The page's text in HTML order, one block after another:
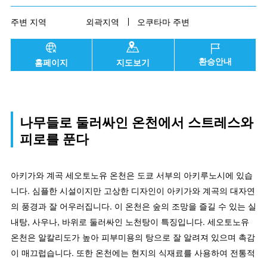
주변 지역 외곽지역 오쿠타마 주변
홈페이지 지도보기 환승안내
나무들로 둘러싸인 온천에서 스트레스와
피로를 푼다
아키가와 계곡 세오토노유 온천은 도쿄 서부의 아키루노시에 있습
니다. 심플한 시설이지만 고상한 디자인이 아키가와 계곡의 대자연
의 풍경과 잘 어우러집니다. 이 온천은 숲의 조망을 즐길 수 있는 실
내탕, 사우나, 바위로 둘러싸인 노천탕이 특징입니다. 세오토노유
온천은 알칼리도가 높아 피부미용의 탕으로 잘 알려져 있으며 촉감
이 매끄럽습니다. 또한 온천에는 현지의 식재료를 사용하여 전통적